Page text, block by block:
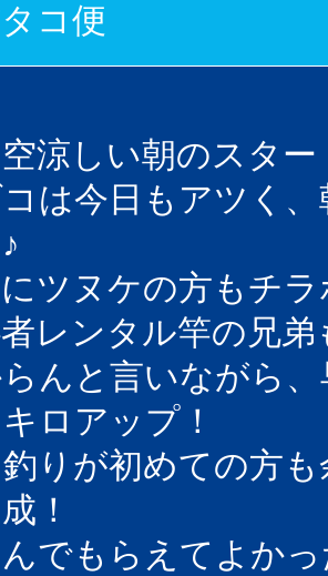
コ便
涼しい朝のスター
は今日もアツく
ツヌケの方もチ
レンタル竿の兄
んと言いながら
ロアップ！
りが初めての方
！
でもらえてよかっ